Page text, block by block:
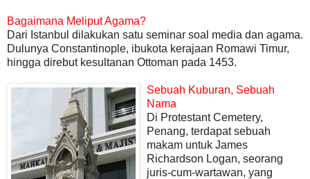
Bagaimana Meliput Agama?
Dari Istanbul dilakukan satu seminar soal media dan agama.
Dulunya Constantinople, ibukota kerajaan Romawi Timur,
hingga direbut kesultanan Ottoman pada 1453.
Sebuah Kuburan, Sebuah
Nama
Di Protestant Cemetery,
Penang, terdapat sebuah
makam untuk James
Richardson Logan, seorang
juris-cum-wartawan, yang